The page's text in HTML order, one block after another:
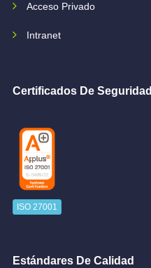
Acceso Privado
Intranet
Certificados De Seguridad
ISO 27001
Estándares De Calidad